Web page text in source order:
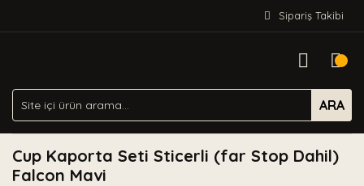
Sipariş Takibi
ARA
Cup Kaporta Seti Sticerli (far Stop Dahil)
Falcon Mavi